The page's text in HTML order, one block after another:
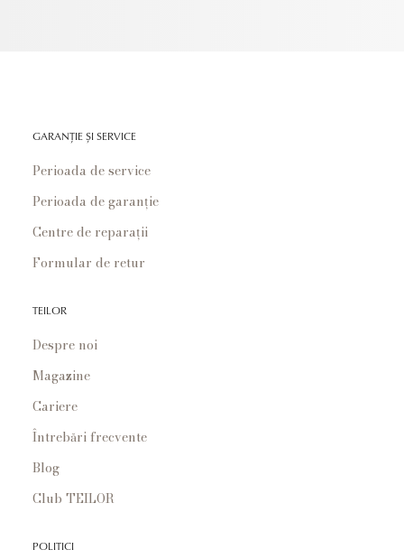
GARANȚIE ȘI SERVICE
Perioada de service
Perioada de garanție
Centre de reparații
Formular de retur
TEILOR
Despre noi
Magazine
Cariere
Întrebări frecvente
Blog
Club TEILOR
POLITICI